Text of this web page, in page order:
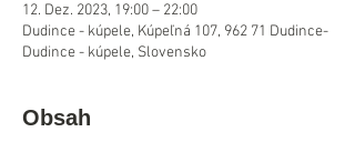
12. Dez. 2023, 19:00 – 22:00
Dudince - kúpele, Kúpeľná 107, 962 71 Dudince-
Dudince - kúpele, Slovensko
Obsah